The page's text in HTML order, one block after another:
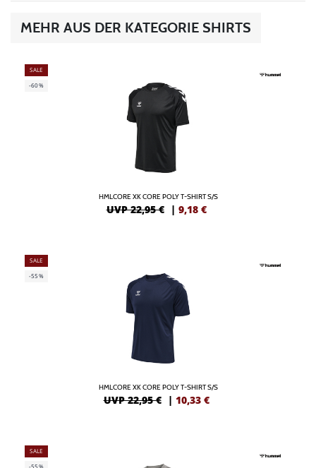
MEHR AUS DER KATEGORIE SHIRTS
SALE
-60%
HMLCORE XK CORE POLY T-SHIRT S/S
UVP 22,95 € | 9,18 €
SALE
-55%
HMLCORE XK CORE POLY T-SHIRT S/S
UVP 22,95 € | 10,33 €
SALE
-55%